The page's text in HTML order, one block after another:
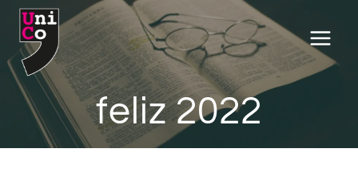
Saltar
contenido
feliz 2022